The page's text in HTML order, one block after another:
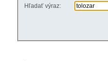
Hľadať výraz: